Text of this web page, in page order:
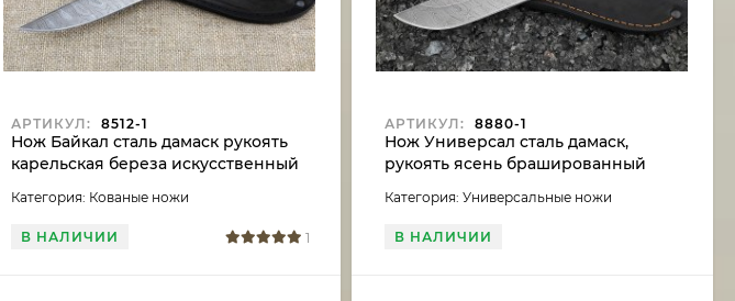
АРТИКУЛ: 8512-1
Нож Байкал сталь дамаск рукоять
карельская береза искусственный
Категория: Кованые ножи
В НАЛИЧИИ 1
АРТИКУЛ: 8880-1
Нож Универсал сталь дамаск,
рукоять ясень брашированный
Категория: Универсальные ножи
В НАЛИЧИИ